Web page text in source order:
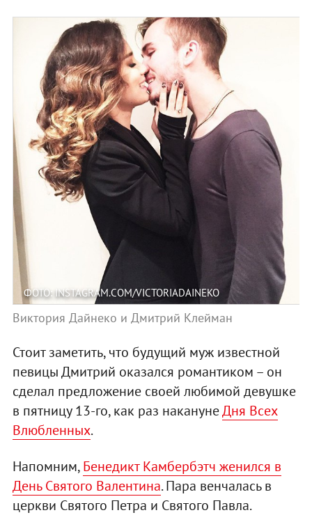
ФОТО: INSTAGRAM.COM/VICTORIADAINEKO
Виктория Дайнеко и Дмитрий Клейман
Стоит заметить, что будущий муж известной
певицы Дмитрий оказался романтиком – он
сделал предложение своей любимой девушке
в пятницу 13-го, как раз наканунеДня Всех
Влюбленных.
Напомним,Бенедикт Камбербэтч женился в
День Святого Валентина. Пара венчалась в
церкви Святого Петра и Святого Павла.